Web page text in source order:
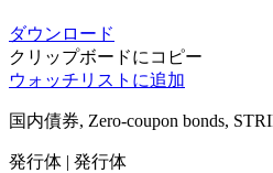
ダウンロード
クリップボードにコピー
ウォッチリストに追加
国内債券, Zero-coupon bonds,
発行体 | 発行体